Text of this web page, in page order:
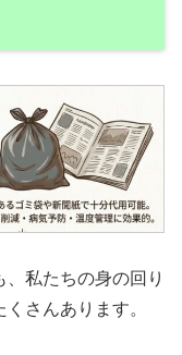
私たちの身の回り
さんあります。